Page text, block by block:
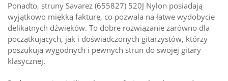
Ponadto, struny Savarez (655827) 520J Nylon posiadają
wyjątkowo miękką fakturę, co pozwala na łatwe wydobycie
delikatnych dźwięków. To dobre rozwiązanie zarówno dla
początkujących, jak i doświadczonych gitarzystów, którzy
poszukują wygodnych i pewnych strun do swojej gitary
klasycznej.